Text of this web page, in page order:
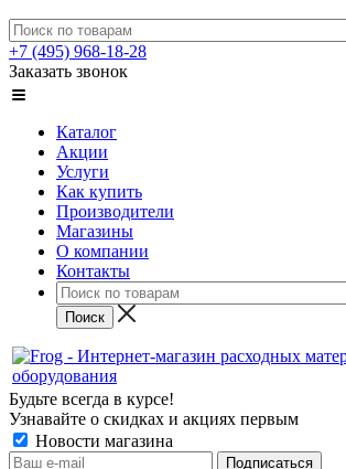
+7 (495) 968-18-28
Заказать звонок
Каталог
Акции
Услуги
Как купить
Производители
Магазины
О компании
Контакты
Будьте всегда в курсе!
Узнавайте о скидках и акциях первым
Новости магазина